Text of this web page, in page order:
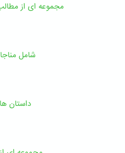
مجموعه ای از
شامل
داستان